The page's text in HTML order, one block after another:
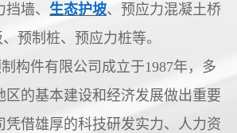
墙、 生态护坡、预应力混凝土桥
、预制桩、预应力桩等。
构件有限公司成立于1987年，多
区的基本建设和经济发展做出重要
凭借雄厚的科技研发实力、人力资